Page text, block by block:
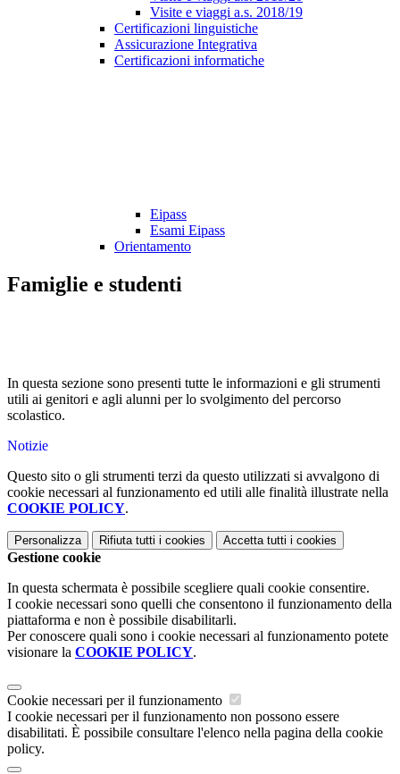
Visite e viaggi a.s. 2018/19
Certificazioni linguistiche
Assicurazione Integrativa
Certificazioni informatiche
Eipass
Esami Eipass
Orientamento
Famiglie e studenti
In questa sezione sono presenti tutte le informazioni e gli strumenti
utili ai genitori e agli alunni per lo svolgimento del percorso
scolastico.
Notizie
Questo sito o gli strumenti terzi da questo utilizzati si avvalgono di
cookie necessari al funzionamento ed utili alle finalità illustrate nella
COOKIE POLICY.
Personalizza Rifiuta tutti i cookies Accetta tutti i cookies
Gestione cookie
In questa schermata è possibile scegliere quali cookie consentire.
I cookie necessari sono quelli che consentono il funzionamento della
piattaforma e non è possibile disabilitarli.
Per conoscere quali sono i cookie necessari al funzionamento potete
visionare la COOKIE POLICY.
Cookie necessari per il funzionamento
I cookie necessari per il funzionamento non possono essere
disabilitati. È possibile consultare l'elenco nella pagina della cookie
policy.